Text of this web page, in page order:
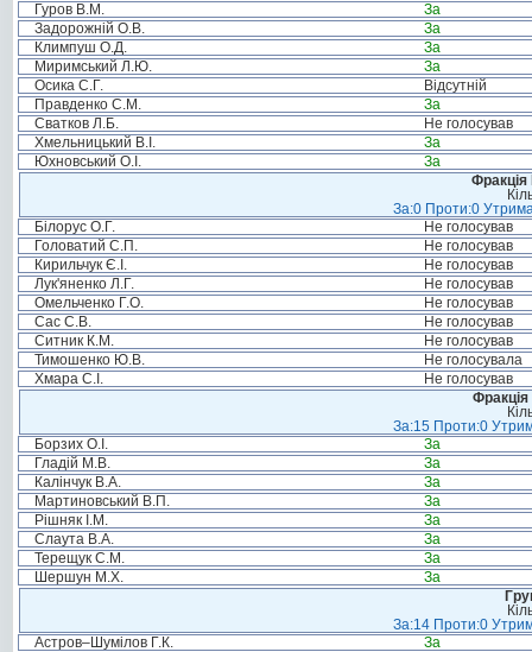
Гуров В.М.
За
Задорожній О.В.
За
Климпуш О.Д.
За
Миримський Л.Ю.
За
Осика С.Г.
Відсутній
Правденко С.М.
За
Сватков Л.Б.
Не голосував
Хмельницький В.І.
За
Юхновський О.І.
За
За:0 Проти:0
Білорус О.Г.
Не голосував
Головатий С.П.
Не голосував
Кирильчук Є.І.
Не голосував
Лук'яненко Л.Г.
Не голосував
Омельченко Г.О.
Не голосував
Сас С.В.
Не голосував
Ситник К.М.
Не голосував
Тимошенко Ю.В.
Не голосувала
Хмара С.І.
Не голосував
Фракція
За:15 Проти:0
Борзих О.І.
За
Гладій М.В.
За
Калінчук В.А.
За
Мартиновський В.П.
За
Рішняк І.М.
За
Слаута В.А.
За
Терещук С.М.
За
Шершун М.Х.
За
За:14 Проти:0
Астров–Шумілов Г.К.
За